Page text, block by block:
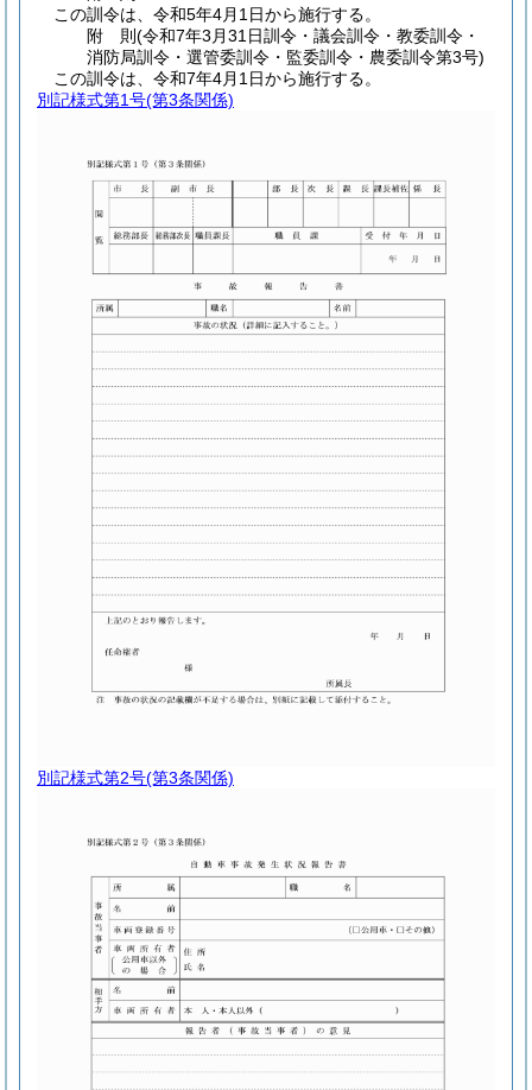
この訓令は、令和5年4月1日から施行する。
附 則(令和7年3月31日訓令・議会訓令・教委訓令・
消防局訓令・選管委訓令・監委訓令・農委訓令第3号)
この訓令は、令和7年4月1日から施行する。
別記様式第1号(第3条関係)
別記様式第2号(第3条関係)